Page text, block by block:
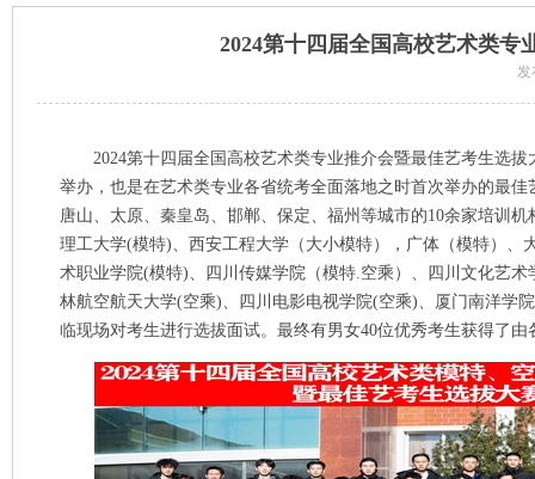
2024第十四届全国高校艺术类专
发
2024第十四届全国高校艺术类专业推介会暨最佳艺考生选拔
举办，也是在艺术类专业各省统考全面落地之时首次举办的最
唐山、太原、秦皇岛、邯郸、保定、福州等城市的10余家培训机
理工大学(模特)、西安工程大学（大小模特），广体（模特）、
术职业学院(模特)、四川传媒学院（模特.空乘）、四川文化艺术
林航空航天大学(空乘)、四川电影电视学院(空乘)、厦门南洋学
临现场对考生进行选拔面试。最终有男女40位优秀考生获得了由